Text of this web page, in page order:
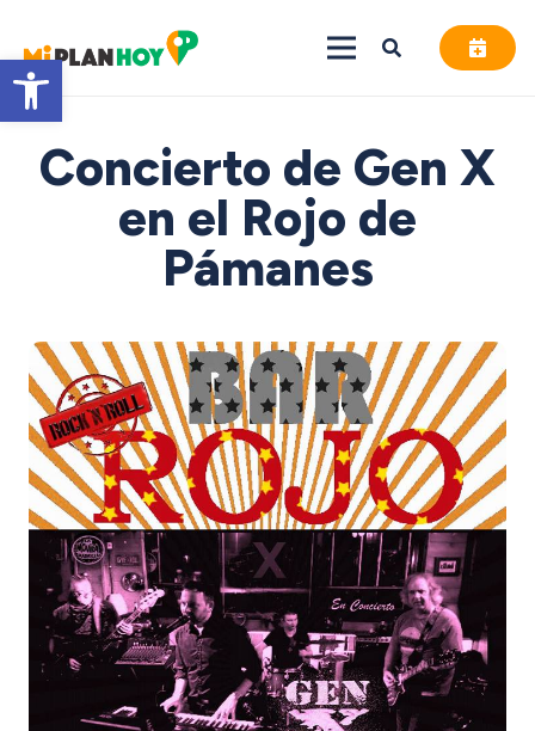
Abrir barra de herramientas
Concierto de Gen X
en el Rojo de
Pámanes